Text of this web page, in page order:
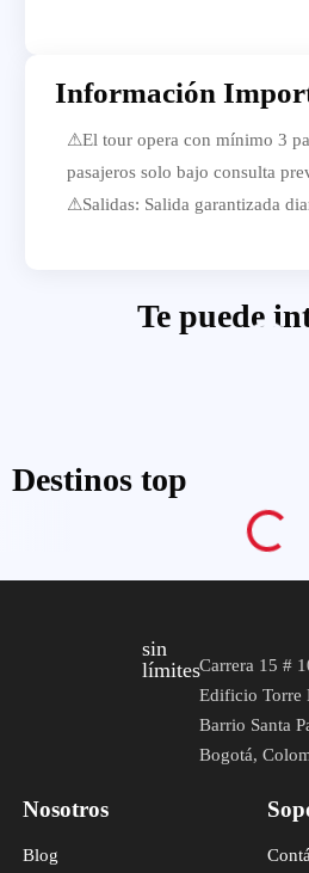
Información
⚠El tour opera con mínimo 3
pasajeros solo bajo consulta
⚠Salidas: Salida garantizada
Te puede
Destinos top
sin
límitesCarrera 15 #
Edificio Torre
Barrio Santa
Bogotá,
Nosotros
Blog